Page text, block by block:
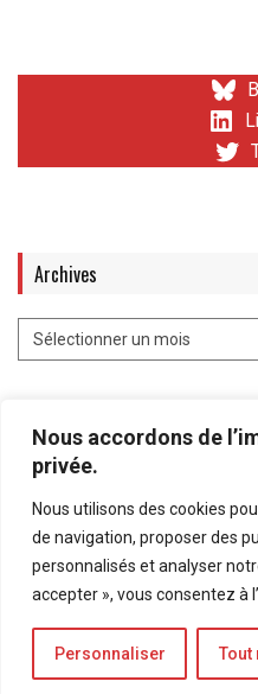
Nous accordons de
privée.
Nous utilisons des cookies
de navigation, proposer des
personnalisés et analyser
accepter », vous consentez à
Personnaliser Tout
Archives
Mentions légales Politique de
Bluesky
LinkedIn
Twitter
© Forces